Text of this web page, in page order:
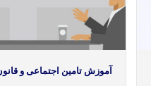
آموزش تامین اجتماعی و